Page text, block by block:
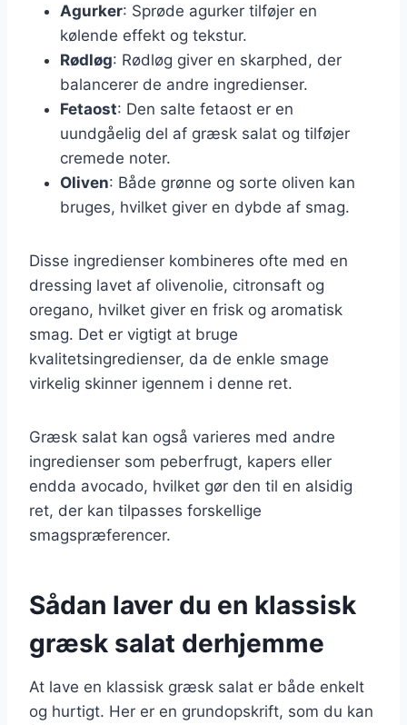
Agurker: Sprøde agurker tilføjer en
kølende effekt og tekstur.
Rødløg: Rødløg giver en skarphed, der
balancerer de andre ingredienser.
Fetaost: Den salte fetaost er en
uundgåelig del af græsk salat og tilføjer
cremede noter.
Oliven: Både grønne og sorte oliven kan
bruges, hvilket giver en dybde af smag.
Disse ingredienser kombineres ofte med en
dressing lavet af olivenolie, citronsaft og
oregano, hvilket giver en frisk og aromatisk
smag. Det er vigtigt at bruge
kvalitetsingredienser, da de enkle smage
virkelig skinner igennem i denne ret.
Græsk salat kan også varieres med andre
ingredienser som peberfrugt, kapers eller
endda avocado, hvilket gør den til en alsidig
ret, der kan tilpasses forskellige
smagspræferencer.
Sådan laver du en klassisk
græsk salat derhjemme
At lave en klassisk græsk salat er både enkelt
og hurtigt. Her er en grundopskrift, som du kan